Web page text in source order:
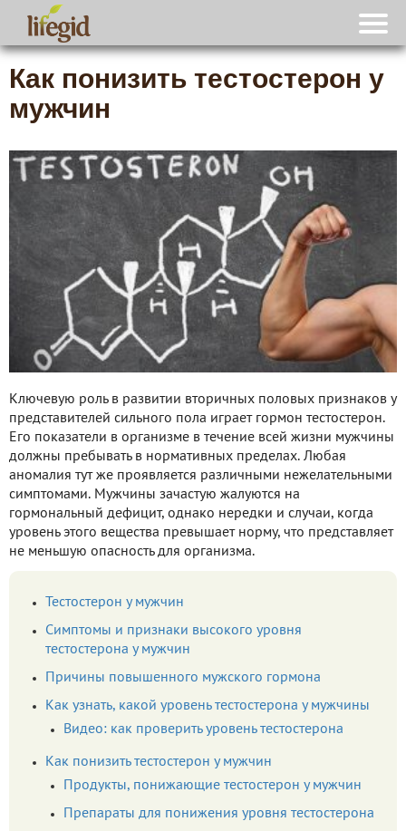
Как понизить тестостерон у
мужчин
Ключевую роль в развитии вторичных половых признаков у
представителей сильного пола играет гормон тестостерон.
Его показатели в организме в течение всей жизни мужчины
должны пребывать в нормативных пределах. Любая
аномалия тут же проявляется различными нежелательными
симптомами. Мужчины зачастую жалуются на
гормональный дефицит, однако нередки и случаи, когда
уровень этого вещества превышает норму, что представляет
не меньшую опасность для организма.
Тестостерон у мужчин
Симптомы и признаки высокого уровня
тестостерона у мужчин
Причины повышенного мужского гормона
Как узнать, какой уровень тестостерона у мужчины
Видео: как проверить уровень тестостерона
Как понизить тестостерон у мужчин
Продукты, понижающие тестостерон у мужчин
Препараты для понижения уровня тестостерона